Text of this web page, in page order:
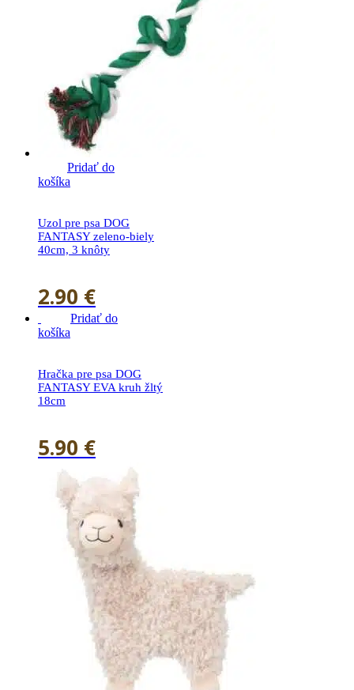
Pridať do
košíka
Uzol pre psa DOG
FANTASY zeleno-biely
40cm, 3 knôty
2.90 €
Pridať do
košíka
Hračka pre psa DOG
FANTASY EVA kruh žltý
18cm
5.90 €